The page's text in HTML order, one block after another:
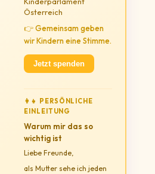
Österreich
👉 Gemeinsam geben
wir Kindern eine Stimme.
Jetzt spenden
👩‍👧 PERSÖNLICHE
EINLEITUNG
Warum mir das so
wichtig ist
Liebe Freunde,
als Mutter sehe ich jeden